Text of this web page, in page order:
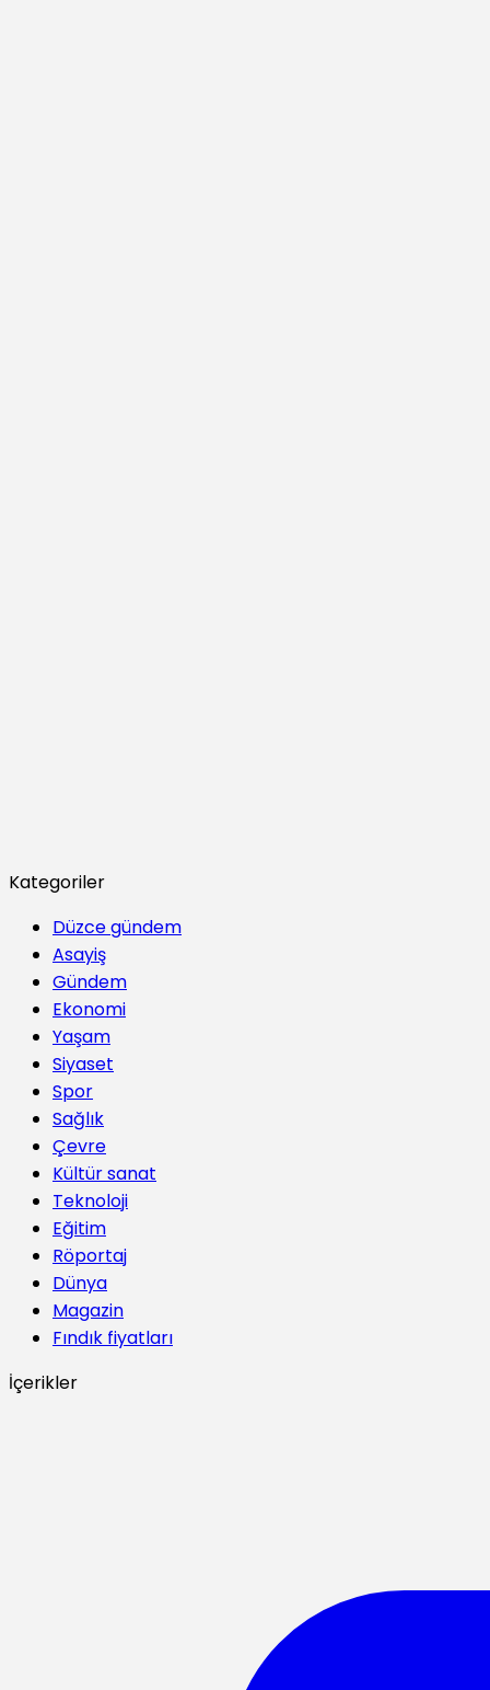
Kategoriler
Düzce gündem
Asayiş
Gündem
Ekonomi
Yaşam
Siyaset
Spor
Sağlık
Çevre
Kültür sanat
Teknoloji
Eğitim
Röportaj
Dünya
Magazin
Fındık fiyatları
İçerikler